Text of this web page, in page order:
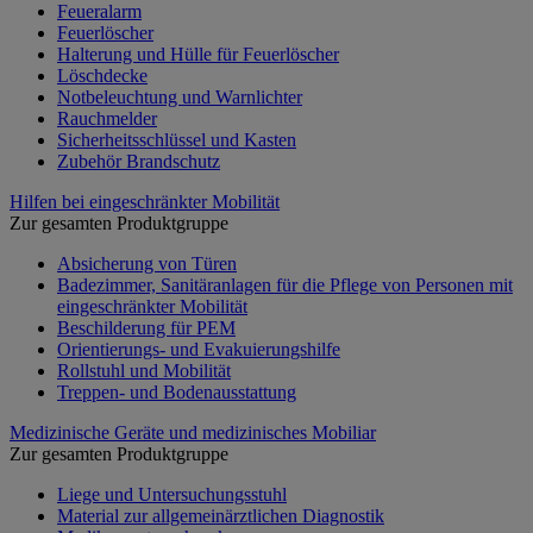
Feueralarm
Feuerlöscher
Halterung und Hülle für Feuerlöscher
Löschdecke
Notbeleuchtung und Warnlichter
Rauchmelder
Sicherheitsschlüssel und Kasten
Zubehör Brandschutz
Hilfen bei eingeschränkter Mobilität
Zur gesamten Produktgruppe
Absicherung von Türen
Badezimmer, Sanitäranlagen für die Pflege von Personen mit
eingeschränkter Mobilität
Beschilderung für PEM
Orientierungs- und Evakuierungshilfe
Rollstuhl und Mobilität
Treppen- und Bodenausstattung
Medizinische Geräte und medizinisches Mobiliar
Zur gesamten Produktgruppe
Liege und Untersuchungsstuhl
Material zur allgemeinärztlichen Diagnostik